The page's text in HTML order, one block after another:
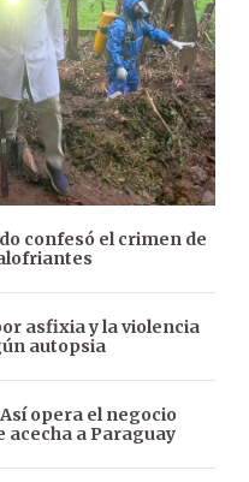
confesó el crimen de
asfixia y la violencia
autopsia
opera el negocio
acecha a Paraguay